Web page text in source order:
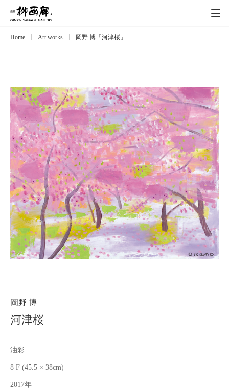
Exhibitions
Artists 作家
Art works 作品一覧
Catalog カタログ
Schedule スケジュール
About 会社案内
Contact
Purchase assessment
Home Art works 岡野 博「河津桜」
岡野 博
河津桜
油彩
8 F (45.5 × 38cm)
2017年